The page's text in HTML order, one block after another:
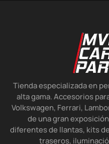
Tienda especializada en
alta gama. Accesorios
Volkswagen, Ferrari,
de una gran
diferentes de llantas, kits
traseros,